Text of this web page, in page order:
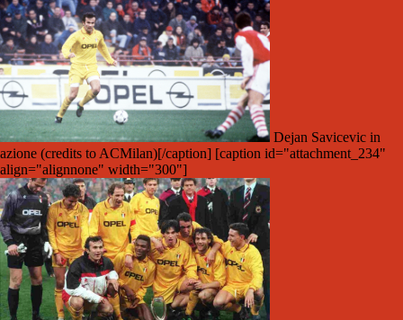
Dejan Savicevic in
azione (credits to ACMilan)[/caption] [caption id="attachment_234"
align="alignnone" width="300"]